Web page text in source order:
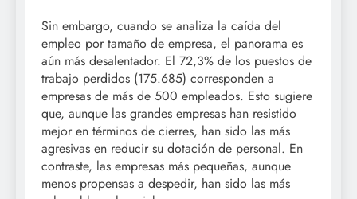
Sin embargo, cuando se analiza la caída del
empleo por tamaño de empresa, el panorama es
aún más desalentador. El 72,3% de los puestos de
trabajo perdidos (175.685) corresponden a
empresas de más de 500 empleados. Esto sugiere
que, aunque las grandes empresas han resistido
mejor en términos de cierres, han sido las más
agresivas en reducir su dotación de personal. En
contraste, las empresas más pequeñas, aunque
menos propensas a despedir, han sido las más